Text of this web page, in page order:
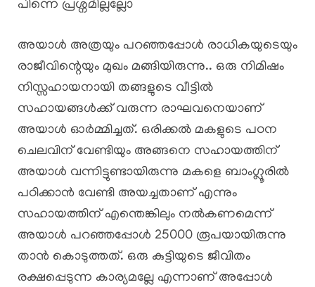
പിന്നെ പ്രശ്നമില്ലല്ലോ
അയാൾ അത്രയും പറഞ്ഞപ്പോൾ രാധികയുടെയും
രാജീവിന്റെയും മുഖം മങ്ങിയിരുന്നു.. ഒരു നിമിഷം
നിസ്സഹായനായി തങ്ങളുടെ വീട്ടിൽ
സഹായങ്ങൾക്ക് വരുന്ന രാഘവനെയാണ്
അയാൾ ഓർമ്മിച്ചത്. ഒരിക്കൽ മകളുടെ പഠന
ചെലവിന് വേണ്ടിയും അങ്ങനെ സഹായത്തിന്
അയാൾ വന്നിട്ടുണ്ടായിരുന്നു മകളെ ബാംഗ്ലൂരിൽ
പഠിക്കാൻ വേണ്ടി അയച്ചതാണ് എന്നും
സഹായത്തിന് എന്തെങ്കിലും നൽകണമെന്ന്
അയാൾ പറഞ്ഞപ്പോൾ 25000 രൂപയായിരുന്നു
താൻ കൊടുത്തത്. ഒരു കുട്ടിയുടെ ജീവിതം
രക്ഷപ്പെടുന്ന കാര്യമല്ലേ എന്നാണ് അപ്പോൾ